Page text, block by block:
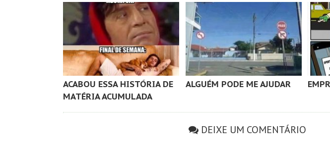
ACABOU ESSA HISTÓRIA DE
MATÉRIA ACUMULADA
ALGUÉM PODE ME AJUDAR
DEIXE UM COMENTÁRIO